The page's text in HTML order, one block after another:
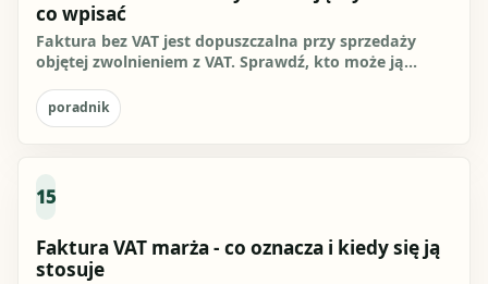
co wpisać
Faktura bez VAT jest dopuszczalna przy sprzedaży
objętej zwolnieniem z VAT. Sprawdź, kto może ją
poradnik
15
Faktura VAT marża - co oznacza i kiedy się ją
stosuje